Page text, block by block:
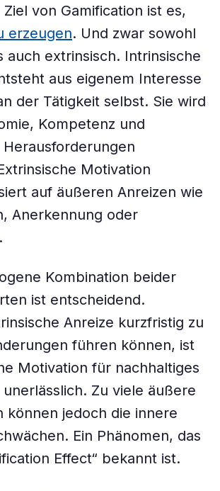
von Gamification ist es,
erzeugen. Und zwar sowohl
auch extrinsisch. Intrinsische
aus eigenem Interesse
der Tätigkeit selbst. Sie wird
Kompetenz und
Motivation
auf äußeren Anreizen wie
Anerkennung oder
Kombination beider
ist entscheidend.
Anreize kurzfristig zu
führen können, ist
Motivation für nachhaltiges
Zu viele äußere
können jedoch die innere
Ein Phänomen, das
Effect“ bekannt ist.